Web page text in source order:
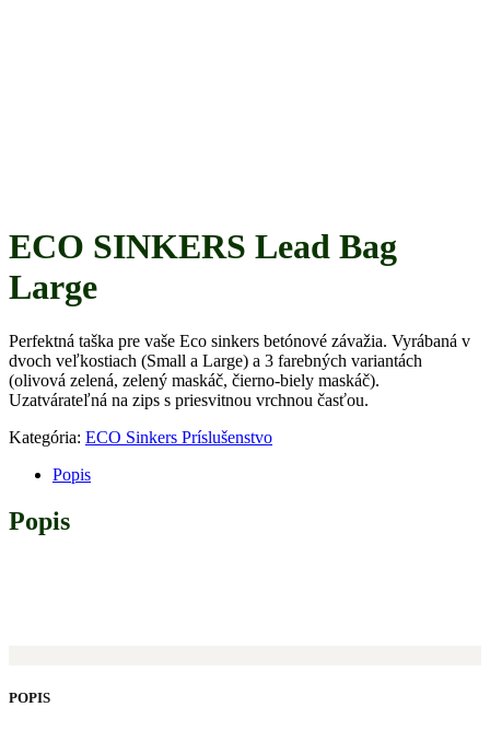
ECO SINKERS Lead Bag
Large
Perfektná taška pre vaše Eco sinkers betónové závažia. Vyrábaná v
dvoch veľkostiach (Small a Large) a 3 farebných variantách
(olivová zelená, zelený maskáč, čierno-biely maskáč).
Uzatvárateľná na zips s priesvitnou vrchnou časťou.
Kategória: ECO Sinkers Príslušenstvo
Popis
Popis
POPIS